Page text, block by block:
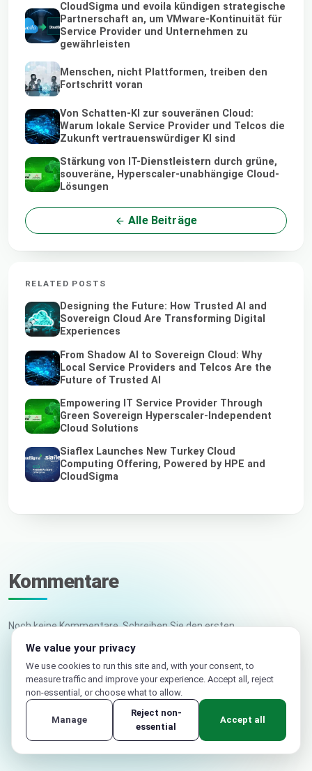
CloudSigma und evoila kündigen strategische
Partnerschaft an, um VMware-Kontinuität für
Service Provider und Unternehmen zu
gewährleisten
Menschen, nicht Plattformen, treiben den
Fortschritt voran
Von Schatten-KI zur souveränen Cloud:
Warum lokale Service Provider und Telcos die
Zukunft vertrauenswürdiger KI sind
Stärkung von IT-Dienstleistern durch grüne,
souveräne, Hyperscaler-unabhängige Cloud-
Lösungen
Alle Beiträge
RELATED POSTS
Designing the Future: How Trusted AI and
Sovereign Cloud Are Transforming Digital
Experiences
From Shadow AI to Sovereign Cloud: Why
Local Service Providers and Telcos Are the
Future of Trusted AI
Empowering IT Service Provider Through
Green Sovereign Hyperscaler-Independent
Cloud Solutions
Siaflex Launches New Turkey Cloud
Computing Offering, Powered by HPE and
CloudSigma
Kommentare
Noch keine Kommentare. Schreiben Sie den ersten.
Ihr Name
E-Mail (nicht veröffentlicht)
We value your privacy
We use cookies to run this site and, with your consent, to
measure traffic and improve your experience. Accept all, reject
non-essential, or choose what to allow.
Manage
Reject non-
essential
Accept all